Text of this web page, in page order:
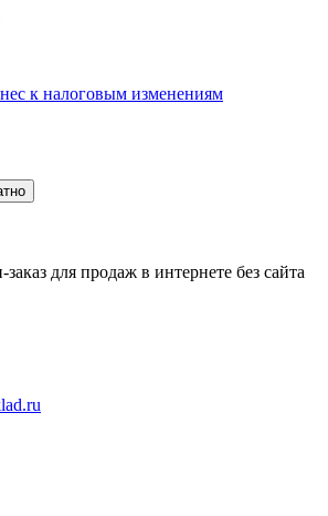
к налоговым изменениям
для продаж в интернете без сайта